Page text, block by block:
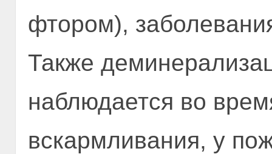
фтором),
Также
наблюдается во
вскармливания, у